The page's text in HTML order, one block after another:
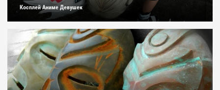
Косплей Аниме Девушек